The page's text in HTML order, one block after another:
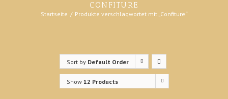
CONFITURE
Startseite Produkte verschlagwortet mit „Confiture“
Sort by Default Order
Show 12 Products